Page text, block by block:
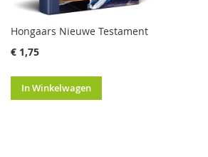
Hongaars Nieuwe Testament
€ 1,75
In Winkelwagen